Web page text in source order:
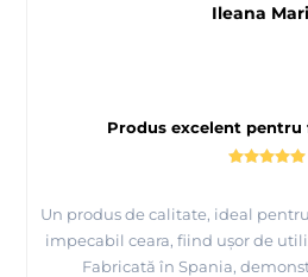
Produs excelent pentru
Un produs de calitate, ideal
impecabil ceara, fiind ușor de
Fabricată în Spania,
Ileana